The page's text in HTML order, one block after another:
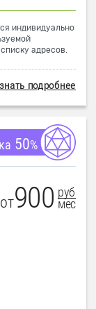
индивидуально
адресов.
подробнее
50%
от900 руб
мес